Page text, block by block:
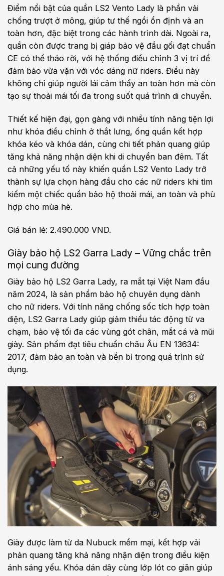
Điểm nổi bật của quần LS2 Vento Lady là phần vải
chống trượt ở mông, giúp tư thế ngồi ổn định và an
toàn hơn, đặc biệt trong các hành trình dài. Ngoài ra,
quần còn được trang bị giáp bảo vệ đầu gối đạt chuẩn
CE có thể tháo rời, với hệ thống điều chỉnh 3 vị trí để
đảm bảo vừa vặn với vóc dáng nữ riders. Điều này
không chỉ giúp người lái cảm thấy an toàn hơn mà còn
tạo sự thoải mái tối đa trong suốt quá trình di chuyển.
Thiết kế hiện đại, gọn gàng với nhiều tính năng tiện lợi
như khóa điều chỉnh ở thắt lưng, ống quần kết hợp
khóa kéo và khóa dán, cùng chi tiết phản quang giúp
tăng khả năng nhận diện khi di chuyển ban đêm. Tất
cả những yếu tố này khiến quần LS2 Vento Lady trở
thành sự lựa chọn hàng đầu cho các nữ riders khi tìm
kiếm một chiếc quần bảo hộ thoải mái, an toàn và phù
hợp cho mùa hè.
Giá bán lẻ: 2.490.000 VND.
Giày bảo hộ LS2 Garra Lady – Vững chắc trên
mọi cung đường
Giày bảo hộ LS2 Garra Lady, ra mắt tại Việt Nam đầu
năm 2024, là sản phẩm bảo hộ chuyên dụng dành
cho nữ riders. Với tính năng chống sốc tích hợp toàn
diện, LS2 Garra Lady giúp giảm thiểu tác động từ va
chạm, bảo vệ tối đa các vùng gót chân, mắt cá và mũi
giày. Sản phẩm đạt tiêu chuẩn châu Âu EN 13634:
2017, đảm bảo an toàn và bền bỉ trong quá trình sử
dụng.
Giày được làm từ da Nubuck mềm mại, kết hợp vải
phản quang tăng khả năng nhận diện trong điều kiện
ánh sáng yếu. Khóa dán dây cùng lớp lót co giãn giúp